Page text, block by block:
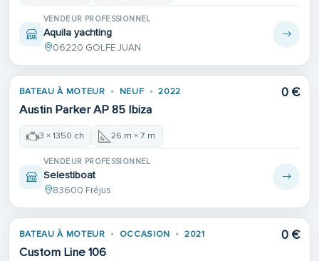
VENDEUR PROFESSIONNEL
Aquila yachting
06220 GOLFE JUAN
BATEAU À MOTEUR NEUF 2022
Austin Parker AP 85 Ibiza
0 €
3 × 1350 ch 26 m × 7 m
VENDEUR PROFESSIONNEL
Selestiboat
83600 Fréjus
BATEAU À MOTEUR OCCASION 2021
Custom Line 106
0 €